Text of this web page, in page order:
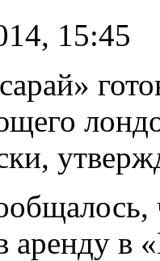
15:45
аренду в